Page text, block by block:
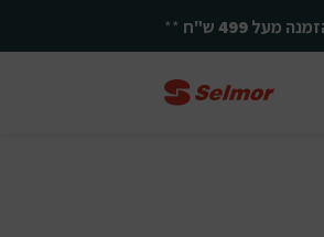
**יחד ננצח! **